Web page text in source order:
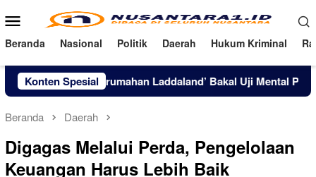
ke
konten
Menu
Mobile
Beranda Nasional Politik Daerah Hukum Kriminal
Konten Spesial
Film ‘Perumahan Laddaland’ Bakal Uji Mental Penonton
Beranda Daerah
Digagas Melalui Perda, Pengelolaan
Keuangan Harus Lebih Baik